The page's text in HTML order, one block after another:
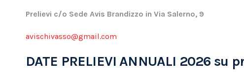
Prelievi c/o Sede Avis Brandizzo in Via Salerno, 9
avischivasso@gmail.com
DATE PRELIEVI ANNUALI 2026 su